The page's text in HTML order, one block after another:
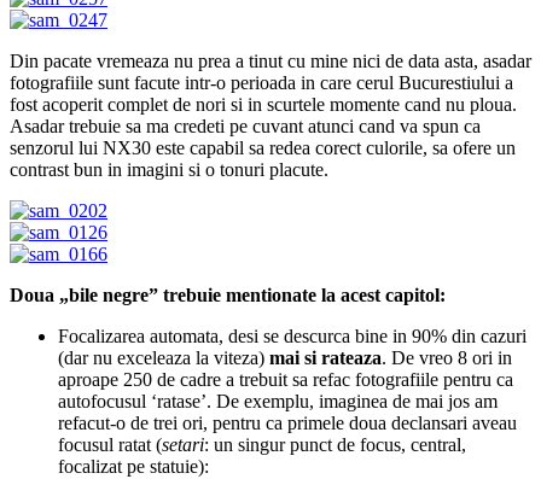
Din pacate vremeaza nu prea a tinut cu mine nici de data asta, asadar
fotografiile sunt facute intr-o perioada in care cerul Bucurestiului a
fost acoperit complet de nori si in scurtele momente cand nu ploua.
Asadar trebuie sa ma credeti pe cuvant atunci cand va spun ca
senzorul lui NX30 este capabil sa redea corect culorile, sa ofere un
contrast bun in imagini si o tonuri placute.
Doua „bile negre” trebuie mentionate la acest capitol:
Focalizarea automata, desi se descurca bine in 90% din cazuri
(dar nu exceleaza la viteza) mai si rateaza. De vreo 8 ori in
aproape 250 de cadre a trebuit sa refac fotografiile pentru ca
autofocusul ‘ratase’. De exemplu, imaginea de mai jos am
refacut-o de trei ori, pentru ca primele doua declansari aveau
focusul ratat (setari: un singur punct de focus, central,
focalizat pe statuie):